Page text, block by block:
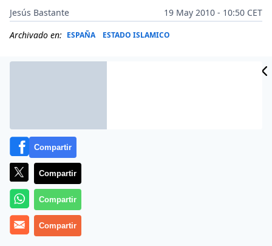
Jesús Bastante
19 May 2010 - 10:50 CET
Archivado en: ESPAÑA ESTADO ISLAMICO
Más información
Compartir
Compartir
Compartir
Compartir